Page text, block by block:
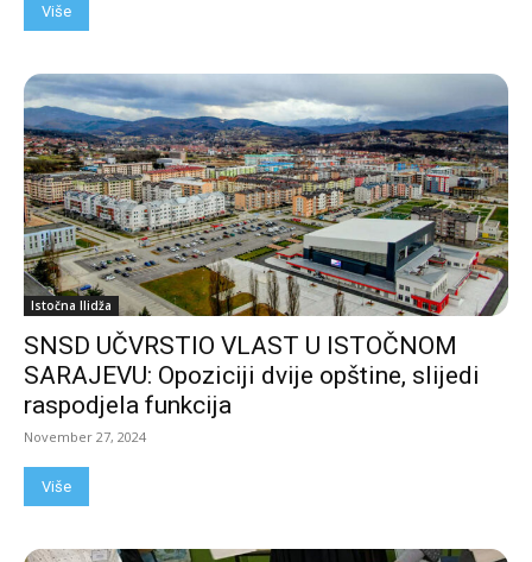
Više
Istočna Ilidža
SNSD UČVRSTIO VLAST U ISTOČNOM
SARAJEVU: Opoziciji dvije opštine, slijedi
raspodjela funkcija
November 27, 2024
Više